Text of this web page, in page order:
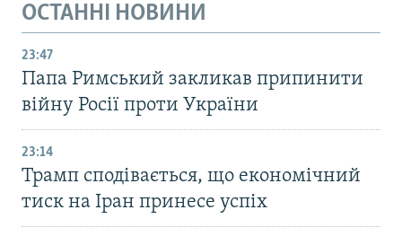
ОСТАННІ НОВИНИ
23:47
Папа Римський закликав припинити
війну Росії проти України
23:14
Трамп сподівається, що економічний
тиск на Іран принесе успіх